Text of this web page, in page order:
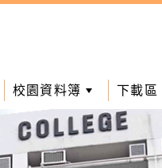
校園資料簿 下載區